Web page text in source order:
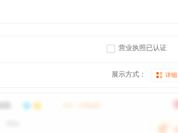
营业执照已认证
展示方式： 详细